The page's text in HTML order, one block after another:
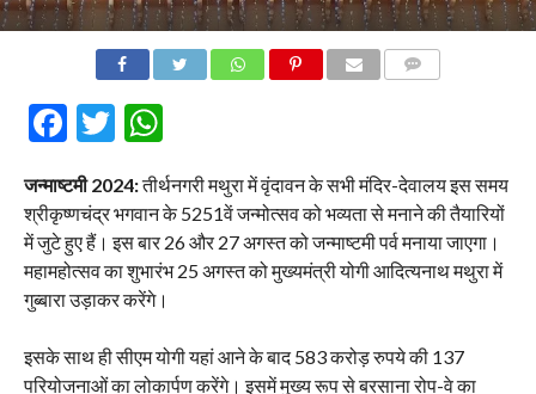
Facebook
Twitter
WhatsApp
जन्माष्टमी 2024:तीर्थनगरी मथुरा में वृंदावन के सभी मंदिर-देवालय इस समय
श्रीकृष्णचंद्र भगवान के 5251वें जन्मोत्सव को भव्यता से मनाने की तैयारियों
में जुटे हुए हैं। इस बार 26 और 27 अगस्त को जन्माष्टमी पर्व मनाया जाएगा।
महामहोत्सव का शुभारंभ 25 अगस्त को मुख्यमंत्री योगी आदित्यनाथ मथुरा में
गुब्बारा उड़ाकर करेंगे।
इसके साथ ही सीएम योगी यहां आने के बाद 583 करोड़ रुपये की 137
परियोजनाओं का लोकार्पण करेंगे। इसमें मुख्य रूप से बरसाना रोप-वे का